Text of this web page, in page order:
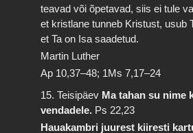
teavad või õpetavad, siis ei tule
et kristlane tunneb Kristust, usub
et Ta on Isa saadetud.
Martin Luther
Ap 10,37–48; 1Ms 7,17–24
15. Teisipäev Ma tahan su nime
vendadele. Ps 22,23
Hauakambri juurest kiiresti